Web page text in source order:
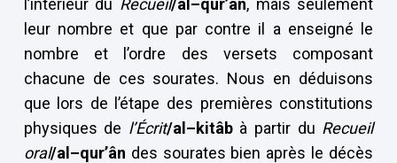
l’intérieur du Recueil/al–qur’ân, mais seulement
leur nombre et que par contre il a enseigné le
nombre et l’ordre des versets composant
chacune de ces sourates. Nous en déduisons
que lors de l’étape des premières constitutions
physiques de l’Écrit/al–kitâbà partir du Recueil
oral/al–qur’ân des sourates bien après le décès